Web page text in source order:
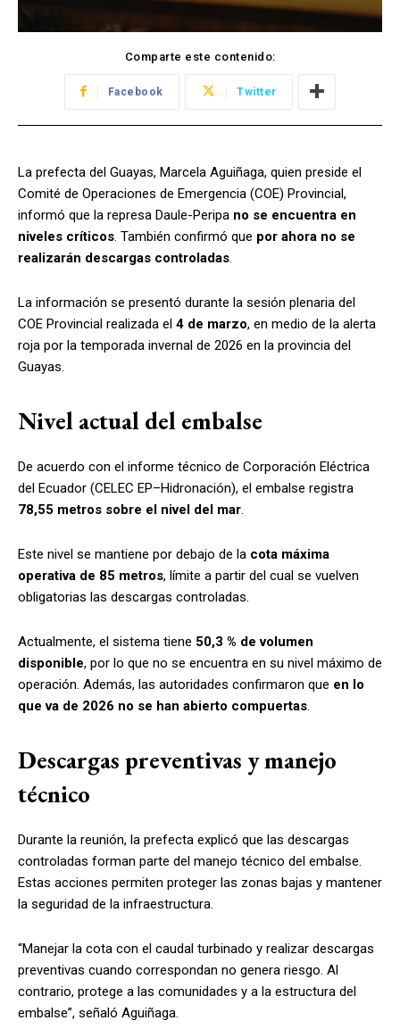
Comparte este contenido:
Facebook Twitter
La prefecta del Guayas, Marcela Aguiñaga, quien preside el
Comité de Operaciones de Emergencia (COE) Provincial,
informó que la represa Daule-Peripa no se encuentra en
niveles críticos . También confirmó que por ahora no se
realizarán descargas controladas
La información se presentó durante la sesión plenaria del
COE Provincial realizada el 4 de marzo, en medio de la alerta
roja por la temporada invernal de 2026 en la provincia del
Guayas.
Nivel actual del embalse
De acuerdo con el informe técnico de Corporación Eléctrica
del Ecuador (CELEC EP–Hidronación), el embalse registra
78,55 metros sobre el nivel del mar
Este nivel se mantiene por debajo de la cota máxima
operativa de 85 metros, límite a partir del cual se vuelven
obligatorias las descargas controladas.
Actualmente, el sistema tiene 50,3 % de volumen
disponible, por lo que no se encuentra en su nivel máximo de
operación. Además, las autoridades confirmaron que en lo
que va de 2026 no se han abierto compuertas
Descargas preventivas y manejo
técnico
Durante la reunión, la prefecta explicó que las descargas
controladas forman parte del manejo técnico del embalse.
Estas acciones permiten proteger las zonas bajas y mantener
la seguridad de la infraestructura.
“Manejar la cota con el caudal turbinado y realizar descargas
preventivas cuando correspondan no genera riesgo. Al
contrario, protege a las comunidades y a la estructura del
embalse”, señaló Aguiñaga.